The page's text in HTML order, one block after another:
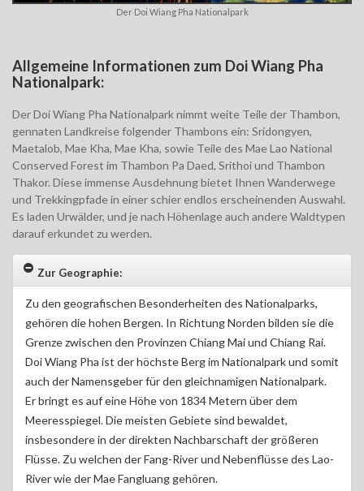
Der Doi Wiang Pha Nationalpark
Allgemeine Informationen zum Doi Wiang Pha
Nationalpark:
Der Doi Wiang Pha Nationalpark nimmt weite Teile der Thambon,
gennaten Landkreise folgender Thambons ein: Sridongyen,
Maetalob, Mae Kha, Mae Kha, sowie Teile des Mae Lao National
Conserved Forest im Thambon Pa Daed, Srithoi und Thambon
Thakor. Diese immense Ausdehnung bietet Ihnen Wanderwege
und Trekkingpfade in einer schier endlos erscheinenden Auswahl.
Es laden Urwälder, und je nach Höhenlage auch andere Waldtypen
darauf erkundet zu werden.
Zur Geographie:
Zu den geografischen Besonderheiten des Nationalparks,
gehören die hohen Bergen. In Richtung Norden bilden sie die
Grenze zwischen den Provinzen Chiang Mai und Chiang Rai.
Doi Wiang Pha ist der höchste Berg im Nationalpark und somit
auch der Namensgeber für den gleichnamigen Nationalpark.
Er bringt es auf eine Höhe von 1834 Metern über dem
Meeresspiegel. Die meisten Gebiete sind bewaldet,
insbesondere in der direkten Nachbarschaft der größeren
Flüsse. Zu welchen der Fang-River und Nebenflüsse des Lao-
River wie der Mae Fangluang gehören.